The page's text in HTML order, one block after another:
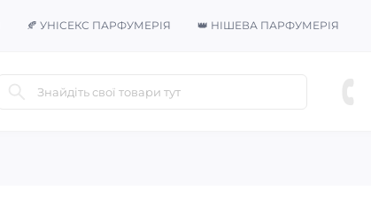
🍂 УНІСЕКС ПАРФУМЕРІЯ 👑 НІШЕВА ПАРФУМЕРІЯ